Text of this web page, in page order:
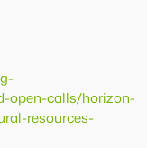
open-calls/horizon-
resources-